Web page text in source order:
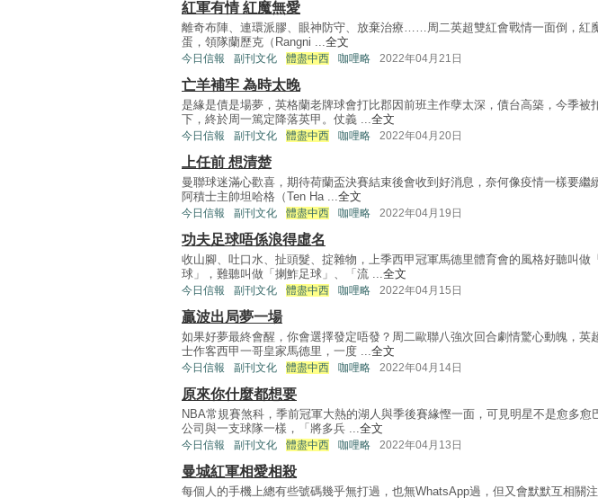
紅軍有情 紅魔無愛
離奇布陣、連環派膠、眼神防守、放棄治療……周二英超雙紅會戰情一面倒，紅
蛋，領隊蘭歷克（Rangni ...全文
今日信報 副刊文化 體盡中西 咖哩略 2022年04月21日
亡羊補牢 為時太晚
是緣是債是場夢，英格蘭老牌球會打比郡因前班主作孽太深，債台高築，今季被
下，終於周一篤定降落英甲。仗義 ...全文
今日信報 副刊文化 體盡中西 咖哩略 2022年04月20日
上任前 想清楚
曼聯球迷滿心歡喜，期待荷蘭盃決賽結束後會收到好消息，奈何像疫情一樣要繼
阿積士主帥坦哈格（Ten Ha ...全文
今日信報 副刊文化 體盡中西 咖哩略 2022年04月19日
功夫足球唔係浪得虛名
收山腳、吐口水、扯頭髮、掟雜物，上季西甲冠軍馬德里體育會的風格好聽叫做
球」，難聽叫做「揦鮓足球」、「流 ...全文
今日信報 副刊文化 體盡中西 咖哩略 2022年04月15日
贏波出局夢一場
如果好夢最終會醒，你會選擇發定唔發？周二歐聯八強次回合劇情驚心動魄，英
士作客西甲一哥皇家馬德里，一度 ...全文
今日信報 副刊文化 體盡中西 咖哩略 2022年04月14日
原來你什麼都想要
NBA常規賽煞科，季前冠軍大熱的湖人與季後賽緣慳一面，可見明星不是愈多愈
公司與一支球隊一樣，「將多兵 ...全文
今日信報 副刊文化 體盡中西 咖哩略 2022年04月13日
曼城紅軍相愛相殺
每個人的手機上總有些號碼幾乎無打過，也無WhatsApp過，但又會默默互相關